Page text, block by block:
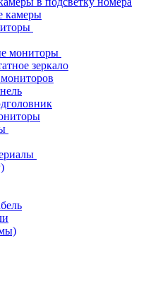
камеры
мониторы
зеркало